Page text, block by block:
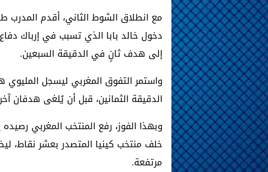
مع انطلاق الشوط الثاني، أقدم المدرب
دخول خالد بابا الذي تسبب في إرباك
إلى هدف ثانٍ في الدقيقة السبعين.
واستمر التفوق المغربي ليسجل المليوي
الدقيقة الثمانين، قبل أن يُلغى هدفان
وبهذا الفوز، رفع المنتخب المغربي
خلف منتخب كينيا المتصدر بعشر نقاط،
مرتفعة.